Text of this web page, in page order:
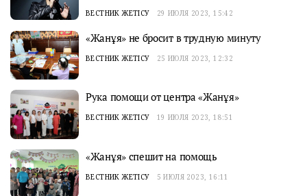
ВЕСТНИК ЖЕТІСУ 29 ИЮЛЯ 2023, 15:42
«Жанұя» не бросит в трудную минуту
ВЕСТНИК ЖЕТІСУ 25 ИЮЛЯ 2023, 12:32
Рука помощи от центра «Жанұя»
ВЕСТНИК ЖЕТІСУ 19 ИЮЛЯ 2023, 18:51
«Жанұя» спешит на помощь
ВЕСТНИК ЖЕТІСУ 5 ИЮЛЯ 2023, 16:11